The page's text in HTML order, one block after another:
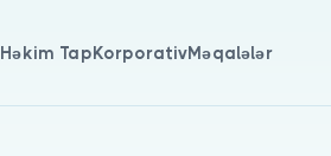
Həkim TapKorporativMəqalələr